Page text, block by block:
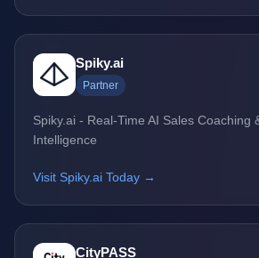
Spiky.ai
Partner
Spiky.ai - Real-Time AI Sales Coaching
Intelligence
Visit Spiky.ai Today →
CityPASS